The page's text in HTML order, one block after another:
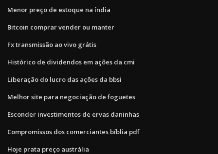
Menor preço de estoque na índia
Bitcoin comprar vender ou manter
Fx transmissão ao vivo grátis
Histórico de dividendos em ações da cmi
Liberação do lucro das ações da bbsi
Melhor site para negociação de foguetes
Esconder investimentos de ervas daninhas
Compromissos dos comerciantes bíblia pdf
Hoje prata preço austrália